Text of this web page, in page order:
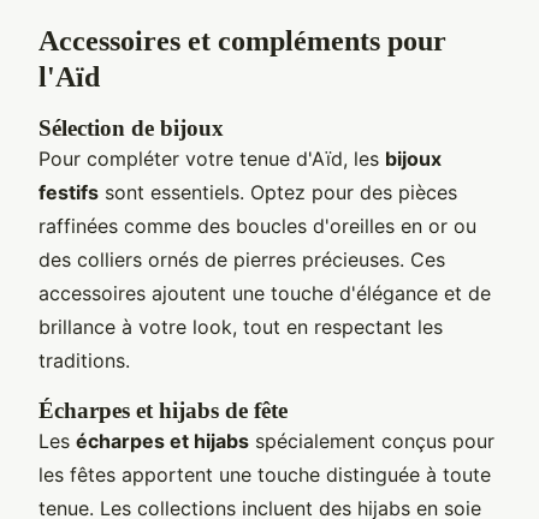
Accessoires et compléments pour
l'Aïd
Sélection de bijoux
Pour compléter votre tenue d'Aïd, les bijoux
festifs sont essentiels. Optez pour des pièces
raffinées comme des boucles d'oreilles en or ou
des colliers ornés de pierres précieuses. Ces
accessoires ajoutent une touche d'élégance et de
brillance à votre look, tout en respectant les
traditions.
Écharpes et hijabs de fête
Les écharpes et hijabs spécialement conçus pour
les fêtes apportent une touche distinguée à toute
tenue. Les collections incluent des hijabs en soie